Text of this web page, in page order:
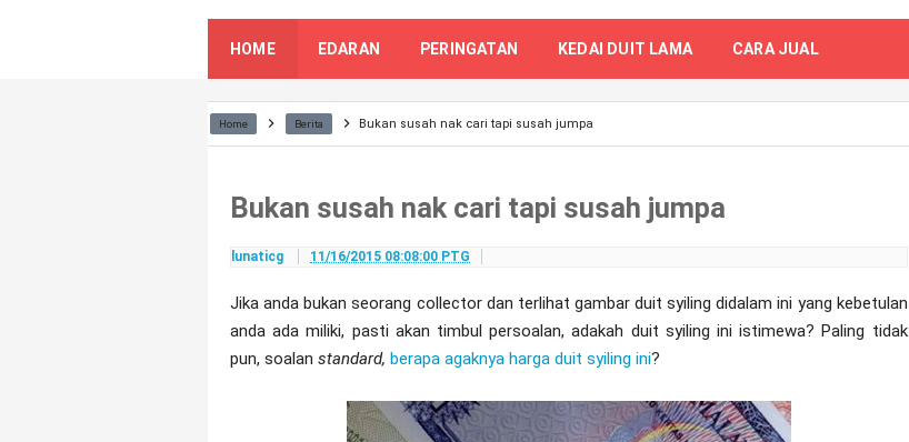
HOME EDARAN PERINGATAN KEDAI DUIT LAMA CARA JUAL
Home Berita Bukan susah nak cari tapi susah jumpa
Bukan susah nak cari tapi susah jumpa
lunaticg 11/16/2015 08:08:00 PTG
Jika anda bukan seorang collector dan terlihat gambar duit syiling didalam ini yang kebetulan
anda ada miliki, pasti akan timbul persoalan, adakah duit syiling ini istimewa? Paling tidak
pun, soalan standard, berapa agaknya harga duit syiling ini?